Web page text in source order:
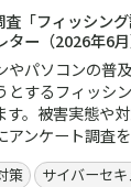
「フィッシン
ター（2026年6月
やパソコンの普
とするフィッシ
す。被害実態や
ンケート調査
策
サイバーセキ